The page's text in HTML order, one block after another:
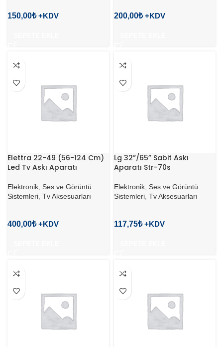
150,00₺ 200,00₺
Elettra 22-49 (56-124 Cm)
Led Tv Askı Aparatı
Elektronik Ses ve Görüntü
Sistemleri Tv Aksesuarları
400,00₺
Lg 32”/65” Sabit Askı
Aparatı Str-70s
Elektronik Ses ve Görüntü
Sistemleri Tv Aksesuarları
117,75₺